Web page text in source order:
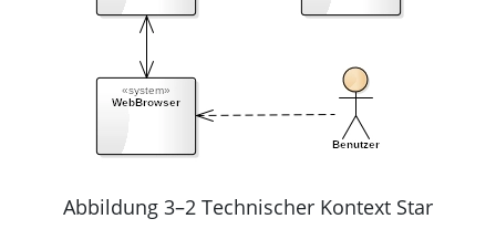
Abbildung 3–2 Technischer Kontext Star